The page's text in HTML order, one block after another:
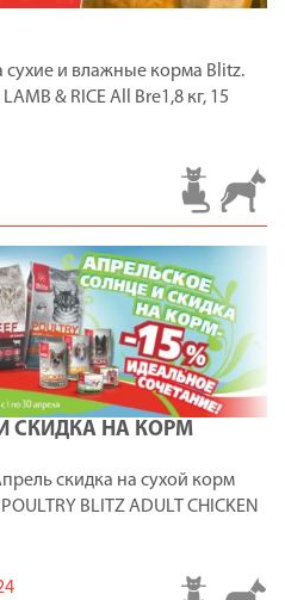
сухие и влажные корма Blitz.
& RICE All Bre1,8 кг, 15
СКИДКА НА КОРМ
скидка на сухой корм
BLITZ ADULT CHICKEN